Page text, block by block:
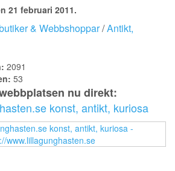
21 februari 2011.
& Webbshoppar/Antikt,
2091
53
nu direkt:
konst, antikt, kuriosa